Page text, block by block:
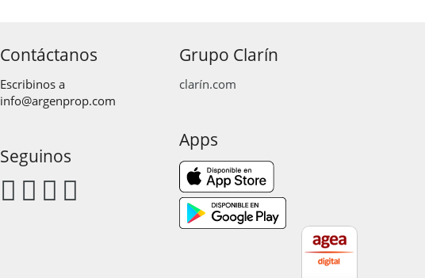
Contáctanos
Escribinos a
info@argenprop.com
Seguinos
Grupo Clarín
clarín.com
Apps